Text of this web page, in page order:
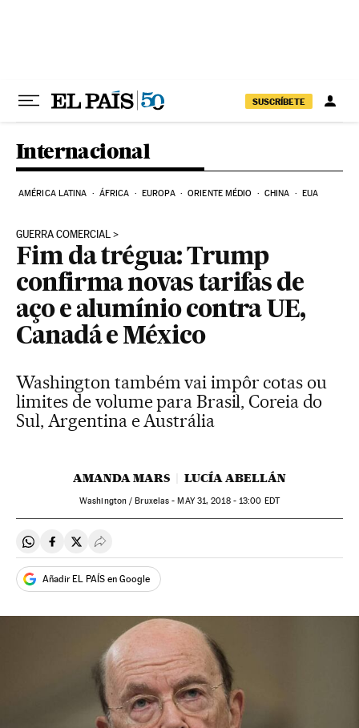
SUSCRÍBETE
Internacional
AMÉRICA LATINA ÁFRICA EUROPA ORIENTE MÉDIO CHINA EUA
GUERRA COMERCIAL
Fim da trégua: Trump
confirma novas tarifas de
aço e alumínio contra UE,
Canadá e México
Washington também vai impôr cotas ou
limites de volume para Brasil, Coreia do
Sul, Argentina e Austrália
AMANDA MARS LUCÍA ABELLÁN
Washington / Bruxelas -MAY31, 2018 - 13:00 EDT
Compartir en Whatsapp
Compartir en Facebook
Compartir en Twitter
Desplegar Redes Sociales
Añadir EL PAÍS en Google